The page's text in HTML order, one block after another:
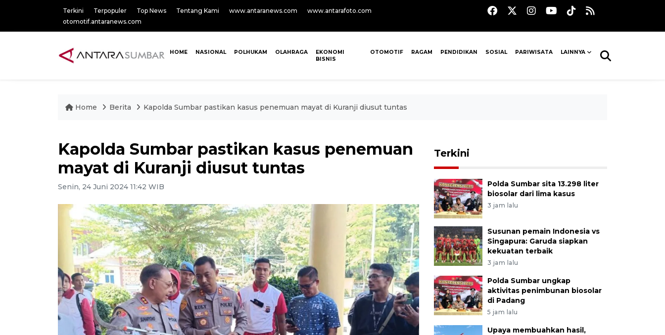
Terkini Terpopuler Top News Tentang Kami www.antaranews.com
www.antarafoto.com
otomotif.antaranews.com
HOME NASIONAL POLHUKAM OLAHRAGA
EKONOMI
BISNIS
OTOMOTIF RAGAM PENDIDIKAN SOSIAL PARIWISATA LAINNYA
Home Berita Kapolda Sumbar pastikan kasus penemuan mayat di Kuranji diusut tuntas
Kapolda Sumbar pastikan kasus penemuan
mayat di Kuranji diusut tuntas
Senin, 24 Juni 2024 11:42 WIB
Terkini
Polda Sumbar sita 13.298 liter
biosolar dari lima kasus
3 jam lalu
Susunan pemain Indonesia vs
Singapura: Garuda siapkan
kekuatan terbaik
3 jam lalu
Polda Sumbar ungkap
aktivitas penimbunan biosolar
di Padang
5 jam lalu
Upaya membuahkan hasil,